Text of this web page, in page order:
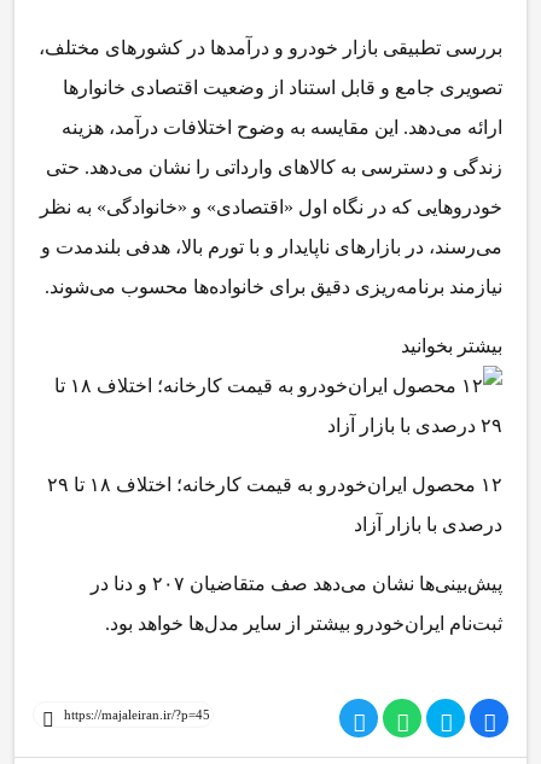
بررسی تطبیقی بازار خودرو و درآمدها در کشورهای مختلف،
تصویری جامع و قابل استناد از وضعیت اقتصادی خانوارها
ارائه می‌دهد. این مقایسه به وضوح اختلافات درآمد، هزینه
زندگی و دسترسی به کالاهای وارداتی را نشان می‌دهد. حتی
خودروهایی که در نگاه اول «اقتصادی» و «خانوادگی» به نظر
می‌رسند، در بازارهای ناپایدار و با تورم بالا، هدفی بلندمدت و
نیازمند برنامه‌ریزی دقیق برای خانواده‌ها محسوب می‌شوند.
بیشتر بخوانید
۱۲ محصول ایران‌خودرو به قیمت کارخانه؛ اختلاف ۱۸ تا ۲۹
درصدی با بازار آزاد
پیش‌بینی‌ها نشان می‌دهد صف متقاضیان ۲۰۷ و دنا در
ثبت‌نام ایران‌خودرو بیشتر از سایر مدل‌ها خواهد بود.